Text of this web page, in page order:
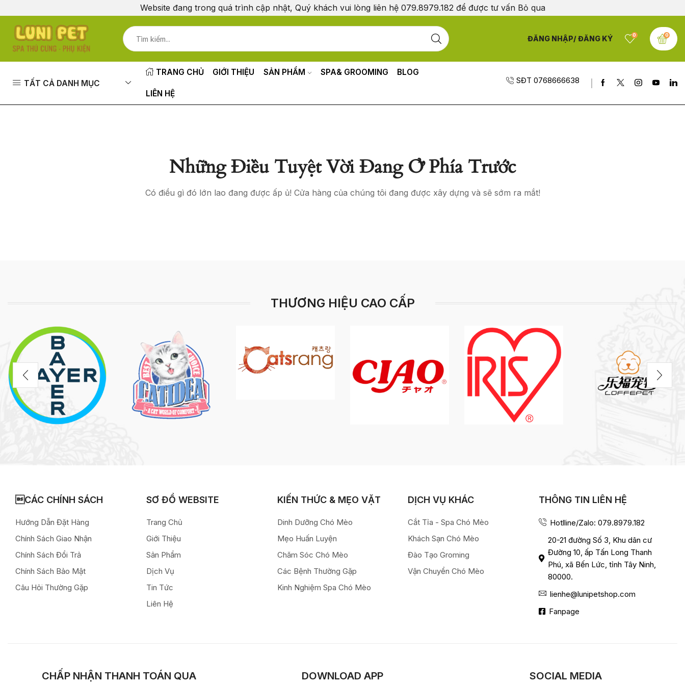
Website đang trong quá trình cập nhật, Quý khách vui lòng liên hệ 079.8979.182 để được tư vấn Bỏ qua
ĐĂNG NHẬP/ ĐĂNG KÝ 0 0
TẤT CẢ DANH MỤC
TRANG CHỦ GIỚI THIỆU SẢN PHẨM SPA& GROOMING BLOG
LIÊN HỆ
SĐT 0768666638
Những Điều Tuyệt Vời Đang Ở Phía Trước
Có điều gì đó lớn lao đang được ấp ủ! Cửa hàng của chúng tôi đang được xây dựng và sẽ sớm ra mắt!
THƯƠNG HIỆU CAO CẤP
CÁC CHÍNH SÁCH
Hướng Dẫn Đặt Hàng
Chính Sách Giao Nhận
Chính Sách Đổi Trả
Chính Sách Bảo Mật
Câu Hỏi Thường Gặp
SƠ ĐỒ WEBSITE
Trang Chủ
Giới Thiệu
Sản Phẩm
Dịch Vụ
Tin Tức
Liên Hệ
KIẾN THỨC & MẸO VẶT
Dinh Dưỡng Chó Mèo
Mẹo Huấn Luyện
Chăm Sóc Chó Mèo
Các Bệnh Thường Gặp
Kinh Nghiệm Spa Chó Mèo
DỊCH VỤ KHÁC
Cắt Tỉa - Spa Chó Mèo
Khách Sạn Chó Mèo
Đào Tạo Groming
Vận Chuyển Chó Mèo
THÔNG TIN LIÊN HỆ
Hotlline/Zalo: 079.8979.182
20-21 đường Số 3, Khu dân cư
Đường 10, ấp Tấn Long Thanh
Phú, xã Bến Lức, tỉnh Tây Ninh,
80000.
lienhe@lunipetshop.com
Fanpage
CHẤP NHẬN THANH TOÁN QUA DOWNLOAD APP SOCIAL MEDIA